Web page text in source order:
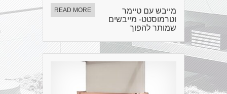
מייבש עם טיימר
וטרמוסטט- מייבשים
שמותר להפוך
READ MORE